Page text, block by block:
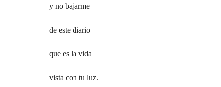
y no bajarme
de este diario
que es la vida
vista con tu luz.